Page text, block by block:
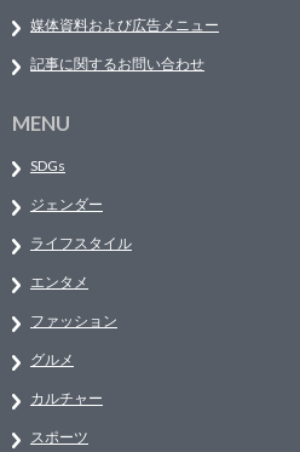
媒体資料および広告メニュー
記事に関するお問い合わせ
MENU
SDGs
ジェンダー
ライフスタイル
エンタメ
ファッション
グルメ
カルチャー
スポーツ